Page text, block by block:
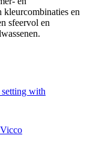
kleurcombinaties en
sfeervol en